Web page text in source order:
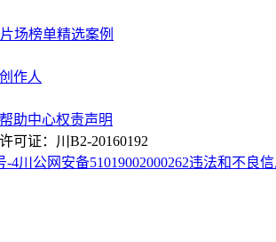
片场榜单精选案例
创作人
帮助中心权责声明
可证：川B2-20160192
-4川公网安备51019002000262违法和不良